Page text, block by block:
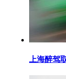
上海醉驾